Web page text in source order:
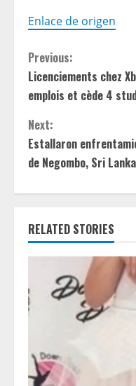
Enlace de origen
C
o
n
t
u
R
a
Previous:
Licenciements chez
emplois et cède 4
Next:
Estallaron
de Negombo, Sri Lanka
RELATED STORIES